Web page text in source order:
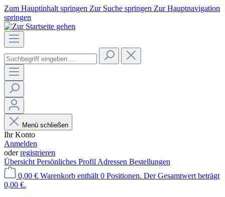
Zum Hauptinhalt springen Zur Suche springen Zur Hauptnavigation
springen
Menü schließen
Ihr Konto
Anmelden
oderregistrieren
Übersicht Persönliches Profil Adressen Bestellungen
0,00 € Warenkorb enthält 0 Positionen. Der Gesamtwert beträgt
0,00 €.